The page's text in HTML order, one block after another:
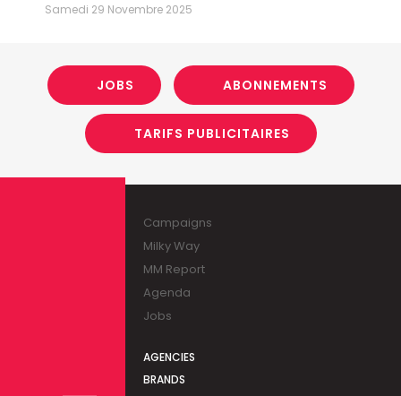
Samedi 29 Novembre 2025
JOBS ABONNEMENTS
TARIFS PUBLICITAIRES
Campaigns
Milky Way
MM Report
Agenda
Jobs
AGENCIES
BRANDS